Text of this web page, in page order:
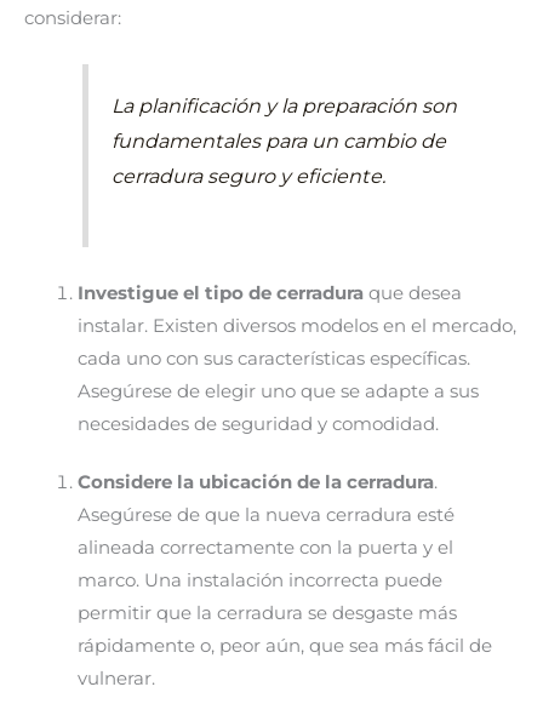
considerar:
La planificación y la preparación son
fundamentales para un cambio de
cerradura seguro y eficiente.
Investigue el tipo de cerraduraque desea
instalar. Existen diversos modelos en el mercado,
cada uno con sus características específicas.
Asegúrese de elegir uno que se adapte a sus
necesidades de seguridad y comodidad.
Considere la ubicación de la cerradura.
Asegúrese de que la nueva cerradura esté
alineada correctamente con la puerta y el
marco. Una instalación incorrecta puede
permitir que la cerradura se desgaste más
rápidamente o, peor aún, que sea más fácil de
vulnerar.